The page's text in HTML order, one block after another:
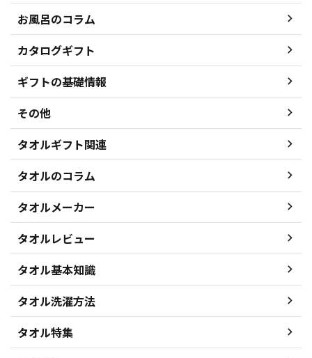
お風呂のコラム
カタログギフト
ギフトの基礎情報
その他
タオルギフト関連
タオルのコラム
タオルメーカー
タオルレビュー
タオル基本知識
タオル洗濯方法
タオル特集